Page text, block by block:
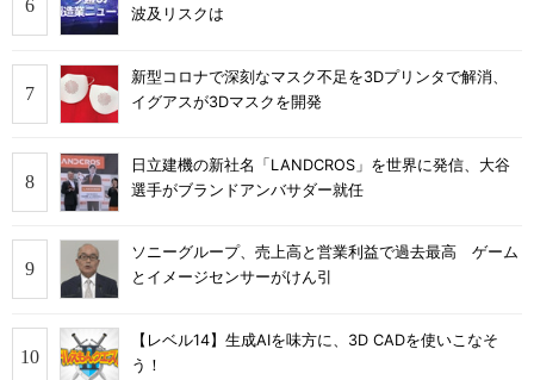
波及リスクは
新型コロナで深刻なマスク不足を3Dプリンタで解消、
イグアスが3Dマスクを開発
日立建機の新社名「LANDCROS」を世界に発信、大谷
選手がブランドアンバサダー就任
ソニーグループ、売上高と営業利益で過去最高 ゲーム
とイメージセンサーがけん引
【レベル14】生成AIを味方に、3D CADを使いこなそ
う！